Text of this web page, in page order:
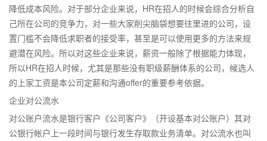
降低成本风险。对于部分企业来说，HR在招人的时候会综合分析自
己所在公司的竞争力，对一些大家削尖脑袋想要往里进的公司，设
置门槛不会降低求职者的接受率，甚至是可以使用更多的方法来规
避潜在风险。所以对这些企业来说，薪资一般除了根据能力体现，
所以HR在招人时候，尤其是那些没有职级薪酬体系的公司，候选人
的上家工资是本公司定薪和沟通offer的重要参考依据。
企业对公流水
对公账户流水是银行客户《公司客户》（开设基本对公账户）其对
公银行帐户上一段时间与银行发生存取款业务清单。对公流水也叫